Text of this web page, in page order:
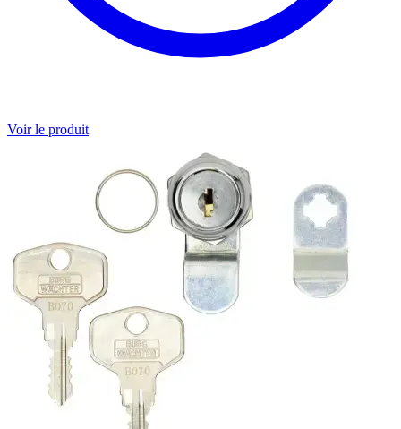
Voir le produit